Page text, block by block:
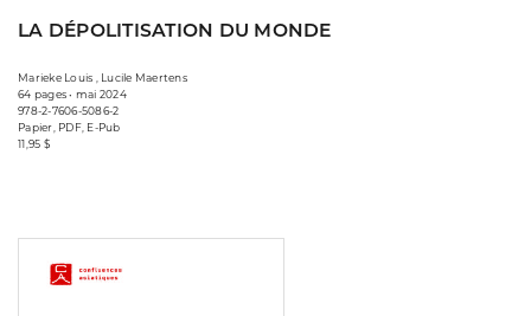
LA DÉPOLITISATION DU MONDE
Marieke Louis , Lucile Maertens
64 pages • mai 2024
978-2-7606-5086-2
Papier, PDF, E-Pub
11,95 $